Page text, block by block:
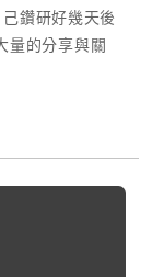
鑽研好幾天後
量的分享與關